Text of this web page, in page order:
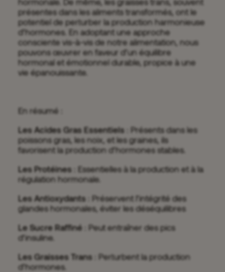
présentes dans les aliments transformés, ont le
potentiel de perturber la production harmonieuse
d’hormones. En adoptant une approche
consciente vis-à-vis de notre alimentation, nous
pouvons œuvrer en faveur d’un équilibre
hormonal et émotionnel durable, propice à une
vie épanouissante.
En résumé :
Les Acides Gras Essentiels
: Présents dans les
poissons gras, les noix, et les graines, ils
favorisent la production d’hormones stables.
Les Protéines
: Essentielles à la production et à la
régulation hormonale.
Les Antioxydants
: Préservent l’intégrité des
glandes hormonales, éviter les déséquilibres
Le Sucre Raffiné : Peut entraîner des pics
d’insuline.
Les Graisses Trans
: Perturbent la production
d’hormones.